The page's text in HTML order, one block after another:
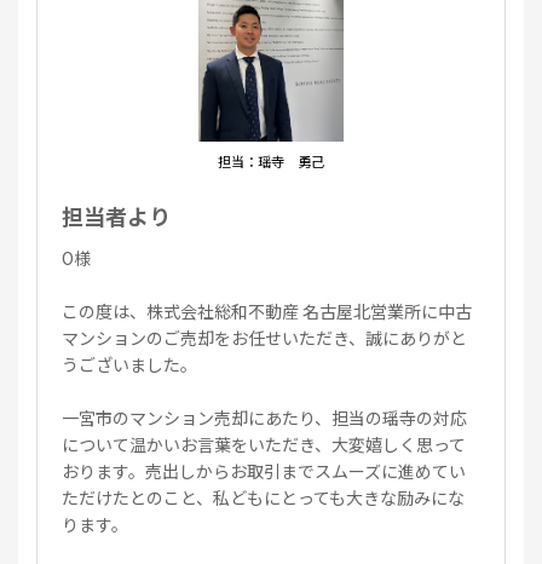
担当：瑶寺 勇己
担当者より
O様
この度は、株式会社総和不動産 名古屋北営業所に中古
マンションのご売却をお任せいただき、誠にありがと
うございました。
一宮市のマンション売却にあたり、担当の瑶寺の対応
について温かいお言葉をいただき、大変嬉しく思って
おります。売出しからお取引までスムーズに進めてい
ただけたとのこと、私どもにとっても大きな励みにな
ります。